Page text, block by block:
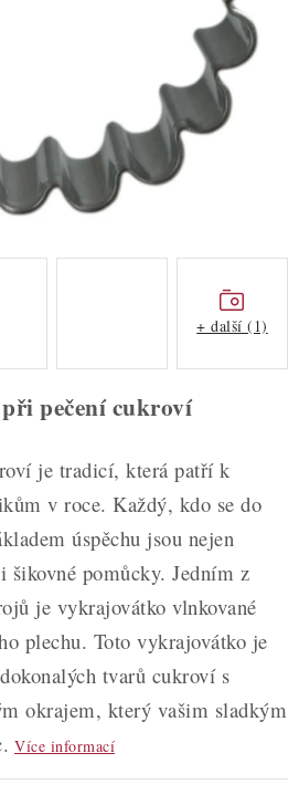
Obchodní podmínky
Moje objednávka
pečení cukroví
je tradicí, která patří k
v roce. Každý, kdo se do
úspěchu jsou nejen
pomůcky. Jedním z
je vykrajovátko vlnkované
plechu. Toto vykrajovátko je
tvarů cukroví s
okrajem, který vašim sladkým
Více informací
+ další (1)